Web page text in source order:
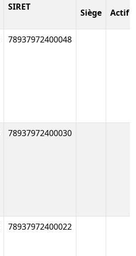
, Refonte
des statuts
mis à jour
Changement
04-
2019
mis à jour,
Procès-
SIRET
Siège Actif
78937972400048
78937972400030
78937972400022